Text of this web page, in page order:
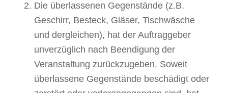
Die überlassenen Gegenstände (z.B.
Geschirr, Besteck, Gläser, Tischwäsche
und dergleichen), hat der Auftraggeber
unverzüglich nach Beendigung der
Veranstaltung zurückzugeben. Soweit
überlassene Gegenstände beschädigt oder